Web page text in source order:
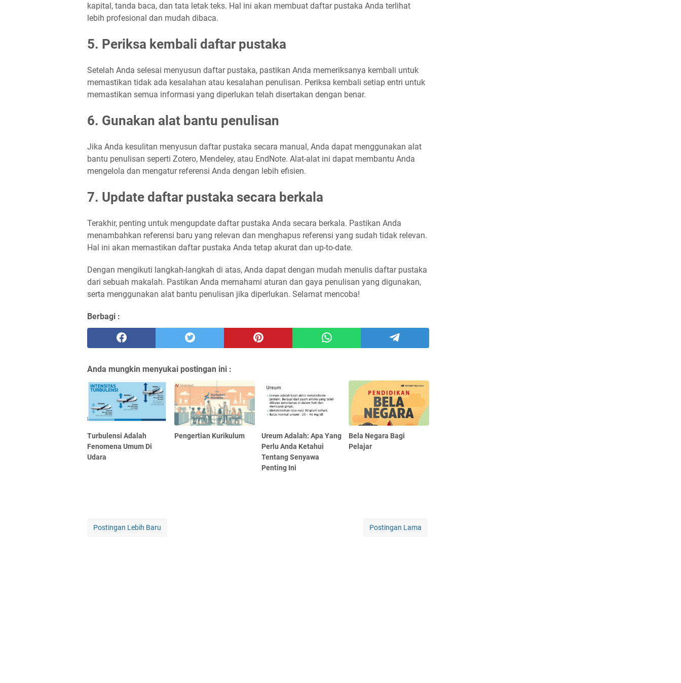
kapital, tanda baca, dan tata letak teks. Hal ini akan membuat daftar pustaka Anda terlihat
lebih profesional dan mudah dibaca.
5. Periksa kembali daftar pustaka
Setelah Anda selesai menyusun daftar pustaka, pastikan Anda memeriksanya kembali untuk
memastikan tidak ada kesalahan atau kesalahan penulisan. Periksa kembali setiap entri untuk
memastikan semua informasi yang diperlukan telah disertakan dengan benar.
6. Gunakan alat bantu penulisan
Jika Anda kesulitan menyusun daftar pustaka secara manual, Anda dapat menggunakan alat
bantu penulisan seperti Zotero, Mendeley, atau EndNote. Alat-alat ini dapat membantu Anda
mengelola dan mengatur referensi Anda dengan lebih efisien.
7. Update daftar pustaka secara berkala
Terakhir, penting untuk mengupdate daftar pustaka Anda secara berkala. Pastikan Anda
menambahkan referensi baru yang relevan dan menghapus referensi yang sudah tidak relevan.
Hal ini akan memastikan daftar pustaka Anda tetap akurat dan up-to-date.
Dengan mengikuti langkah-langkah di atas, Anda dapat dengan mudah menulis daftar pustaka
dari sebuah makalah. Pastikan Anda memahami aturan dan gaya penulisan yang digunakan,
serta menggunakan alat bantu penulisan jika diperlukan. Selamat mencoba!
Berbagi :
Anda mungkin menyukai postingan ini :
Turbulensi Adalah
Fenomena Umum Di
Udara
Pengertian Kurikulum
Ureum Adalah: Apa Yang
Perlu Anda Ketahui
Tentang Senyawa
Penting Ini
Bela Negara Bagi
Pelajar
Postingan Lebih Baru Postingan Lama